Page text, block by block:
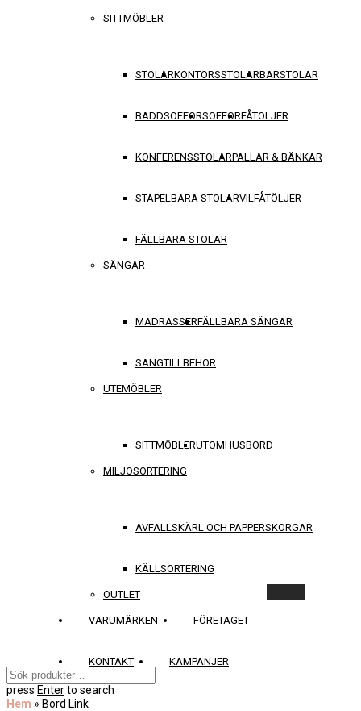
SITTMÖBLER
STOLARKONTORSSTOLARBARSTOLAR
BÄDDSOFFORSOFFORFÅTÖLJER
KONFERENSSTOLARPALLAR & BÄNKAR
STAPELBARA STOLARVILFÅTÖLJER
FÄLLBARA STOLAR
SÄNGAR
MADRASSERFÄLLBARA SÄNGAR
SÄNGTILLBEHÖR
UTEMÖBLER
SITTMÖBLERUTOMHUSBORD
MILJÖSORTERING
AVFALLSKÄRL OCH PAPPERSKORGAR
KÄLLSORTERING
OUTLET
VARUMÄRKEN FÖRETAGET
KONTAKT KAMPANJER
press Enterto search
Hem » Bord Link